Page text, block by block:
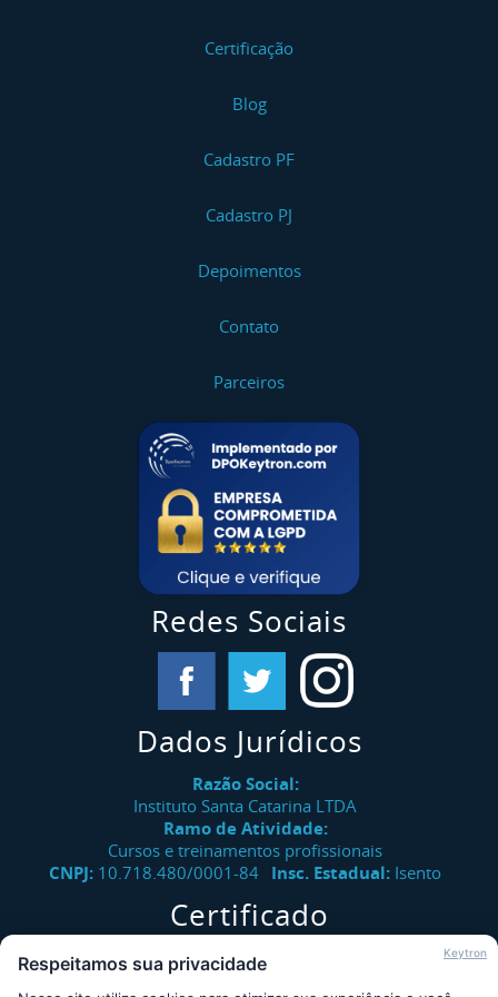
Certificação
Blog
Cadastro PF
Cadastro PJ
Depoimentos
Contato
Parceiros
Redes Sociais
Dados Jurídicos
Razão Social:
Instituto Santa Catarina LTDA
Ramo de Atividade:
Cursos e treinamentos profissionais
CNPJ: 10.718.480/0001-84 Insc. Estadual: Isento
Certificado
Verifique a autenticidade de certificados emitidos pelo
Instituto Santa Catarina.
Keytron
Respeitamos sua privacidade